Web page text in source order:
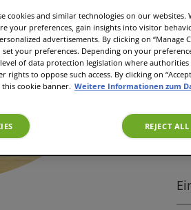
cookies and similar technologies on our websites.
your preferences, gain insights into visitor
advertisements. By clicking on “Manage
set your preferences. Depending on your
of data protection legislation where authorities
rights to oppose such access. By clicking on
cookie banner. Weitere Informationen zum
REJECT ALL